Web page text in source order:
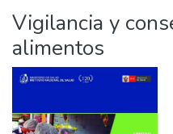
Enlaces de interés ▾
Vigilancia y
alimentos